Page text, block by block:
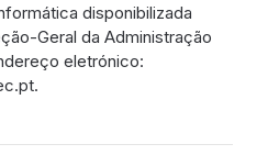
disponibilizada
Geral da Administração
eletrónico: